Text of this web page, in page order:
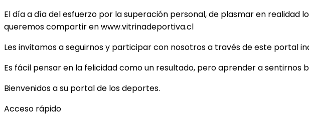
El día a día del esfuerzo por la superación personal, de plasmar en realidad
queremos compartir en www.vitrinadeportiva.cl
Les invitamos a seguirnos y participar con nosotros a través de este portal
Es fácil pensar en la felicidad como un resultado, pero aprender a
Bienvenidos a su portal de los deportes.
Acceso rápido